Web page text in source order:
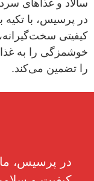
سالاد و غذاهای
در پرسیس، با تکیه
کیفیتی
خوشمزگی را به
را تضمین می‌کند.
در پرسیس، ما